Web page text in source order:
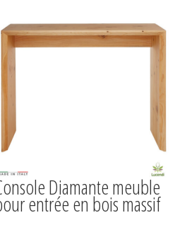
Diamante meuble
entrée en bois massif